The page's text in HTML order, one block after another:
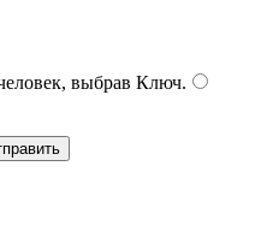
выбрав Ключ.